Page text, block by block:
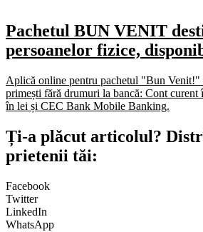
Pachetul BUN VENIT
persoanelor fizice,
Aplică online pentru pachetul "Bun Venit!"
primești fără drumuri la bancă: Cont curent
în lei și CEC Bank Mobile Banking.​
Ți-a plăcut articolul?
prietenii tăi:
Facebook
Twitter
LinkedIn
WhatsApp